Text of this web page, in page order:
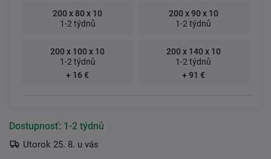
200 x 80 x 10
1-2 týdnů
200 x 90 x 10
1-2 týdnů
200 x 100 x 10
1-2 týdnů
+ 16 €
200 x 140 x 10
1-2 týdnů
+ 91 €
Dostupnosť: 1-2 týdnů
Utorok 25. 8. u vás